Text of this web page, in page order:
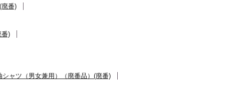
廃番)
番)
シャツ（男女兼用）（廃番品）(廃番)